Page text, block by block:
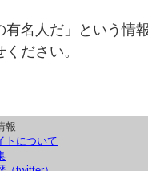
有名人だ」という情
ださい。
報
トについて